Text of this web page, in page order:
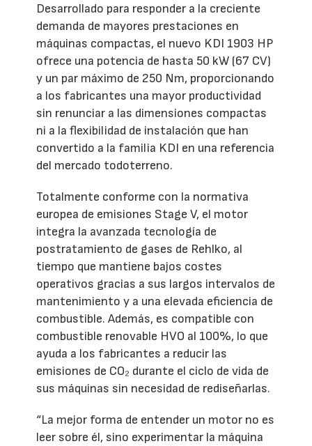
Desarrollado para responder a la creciente
demanda de mayores prestaciones en
máquinas compactas, el nuevo KDI 1903 HP
ofrece una potencia de hasta 50 kW (67 CV)
y un par máximo de 250 Nm, proporcionando
a los fabricantes una mayor productividad
sin renunciar a las dimensiones compactas
ni a la flexibilidad de instalación que han
convertido a la familia KDI en una referencia
del mercado todoterreno.
Totalmente conforme con la normativa
europea de emisiones Stage V, el motor
integra la avanzada tecnología de
postratamiento de gases de Rehlko, al
tiempo que mantiene bajos costes
operativos gracias a sus largos intervalos de
mantenimiento y a una elevada eficiencia de
combustible. Además, es compatible con
combustible renovable HVO al 100%, lo que
ayuda a los fabricantes a reducir las
emisiones de CO₂ durante el ciclo de vida de
sus máquinas sin necesidad de rediseñarlas.
“La mejor forma de entender un motor no es
leer sobre él, sino experimentar la máquina